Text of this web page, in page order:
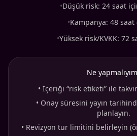
•Düşük risk: 24 saat
•Kampanya: 48 saat
•Yüksek risk/KVKK: 72
Ne
• İçeriği “risk etiketi” ile
• Onay süresini yayın
planlayın.
• Revizyon tur limitini belirleyin